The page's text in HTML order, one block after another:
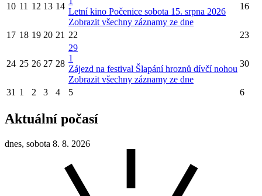
10 11 12 13 14
Letní kino Počenice sobota 15. srpna 2026
Zobrazit všechny záznamy ze dne
16
17 18 19 20 21 22 23
24 25 26 27 28
29
1
Zájezd na festival Šlapání hroznů dívčí nohou
Zobrazit všechny záznamy ze dne
30
31 1 2 3 4 5 6
Aktuální počasí
dnes, sobota 8. 8. 2026